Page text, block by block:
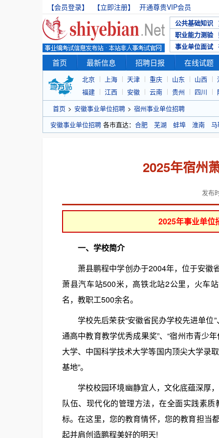
【会员登录】 【立即注册】 开通尊贵VIP会员
公共基础知识
职业能力测验
事业单位面试
首页 最新信息 招聘日报 在线试题
北京 上海 天津 重庆 山东 山西
福建
江西 安徽 云南 贵州 四川
首页 > 安徽事业单位招聘 > 宿州事业单位招聘
安徽事业单位招聘 各市直达： 合肥 芜湖 蚌埠 淮南
2025年宿州
发布
2025年事业单位
一、学校简介
萧县鹏程中学创办于2004年，位于安徽
萧县汽车站500米，高铁北站2公里，火车
名，教职工500余名。
学校先后荣获“安徽省民办学校先进单位”
通高中教育教学优秀成果奖”、“宿州市青少
大学、中国科学技术大学等国内顶尖大学录
基地”。
学校校园环境幽静宜人，文化底蕴深厚，
队伍、现代化的管理方法，在全面实践素
标。在这里，您的教育情怀，您的教育担当
起并肩创造鹏程美好的明天!